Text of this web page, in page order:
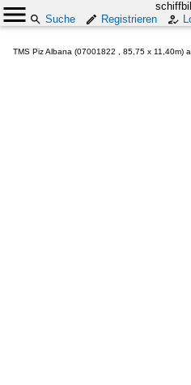
Suche
Registrieren
TMS Piz Albana (07001822 , 85,75 x 11,40m)